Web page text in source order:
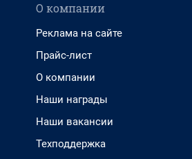
О компании
Реклама на сайте
Прайс-лист
О компании
Наши награды
Наши вакансии
Техподдержка